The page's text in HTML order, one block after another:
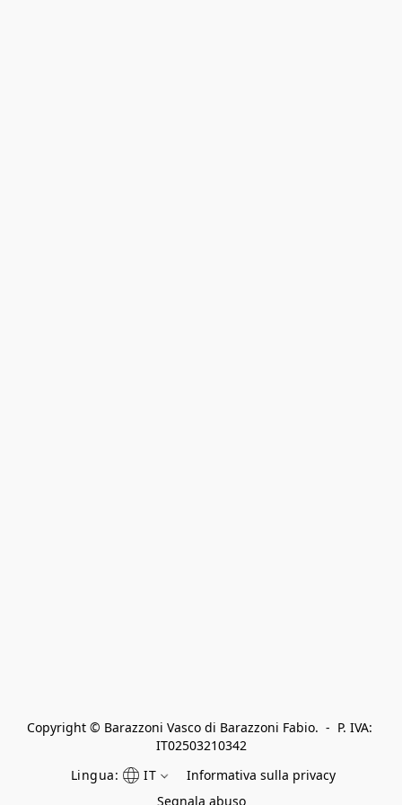
Copyright © Barazzoni Vasco di Barazzoni Fabio.  -  P. IVA:
IT02503210342
Lingua:
IT
Informativa sulla privacy
Segnala abuso